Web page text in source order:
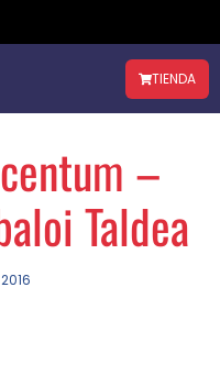
TIENDA
–
Taldea